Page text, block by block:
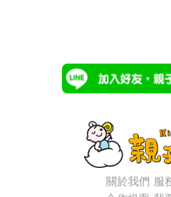
關於我們 服